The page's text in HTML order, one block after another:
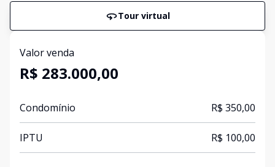
Tour virtual
Valor venda
R$ 283.000,00
Condomínio R$ 350,00
IPTU R$ 100,00